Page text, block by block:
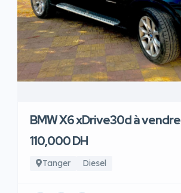
BMW X6 xDrive30d à vendre
110,000 DH
Tanger Diesel